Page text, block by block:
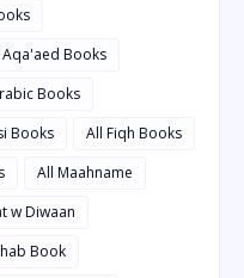
Aqa'aed Books
Books
Books
All Fiqh Books
All Maahname
w Diwaan
Book